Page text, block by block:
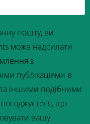
пошту, ви
може надсилати
з
публікаціями в
іншими подібними
що
вашу